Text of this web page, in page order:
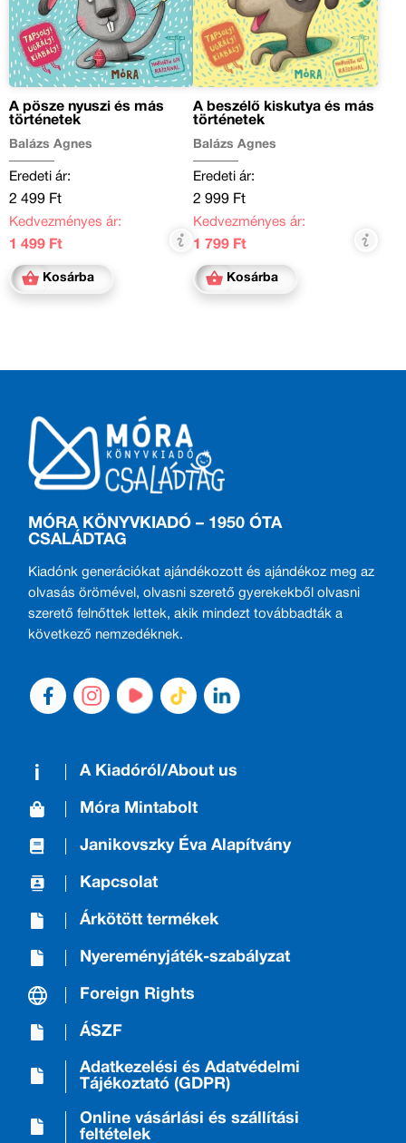
A pösze nyuszi és más
történetek
Balázs Ágnes
Eredeti ár:
2 499 Ft
Kedvezményes ár:
1 499 Ft
Kosárba
A beszélő kiskutya és más
történetek
Balázs Ágnes
Eredeti ár:
2 999 Ft
Kedvezményes ár:
1 799 Ft
Kosárba
MÓRA KÖNYVKIADÓ – 1950 ÓTA
CSALÁDTAG
Kiadónk generációkat ajándékozott és ajándékoz meg az
olvasás örömével, olvasni szerető gyerekekből olvasni
szerető felnőttek lettek, akik mindezt továbbadták a
következő nemzedéknek.
A Kiadóról/About us
Móra Mintabolt
Janikovszky Éva Alapítvány
Kapcsolat
Árkötött termékek
Nyereményjáték-szabályzat
Foreign Rights
ÁSZF
Adatkezelési és Adatvédelmi
Tájékoztató (GDPR)
Online vásárlási és szállítási
feltételek